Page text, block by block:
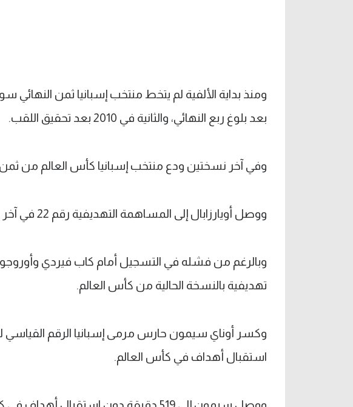
بعد بلوغ ربع النهائي، والثانية في 2010 بعد تحقيق اللقب.
وفي آخر نسختين ودع منتخب إسبانيا كأس العالم من ثمن
ووصل أويارزابال إلى المساهمة التهديفية رقم 22 في آخر 14 مباراة دولية خاضها.
تهديفية بالنسخة الحالية من كأس العالم.
وكسر أوناي سيمون حارس مرمى إسبانيا الرقم القياسي
استقبال أهداف في كأس العالم.